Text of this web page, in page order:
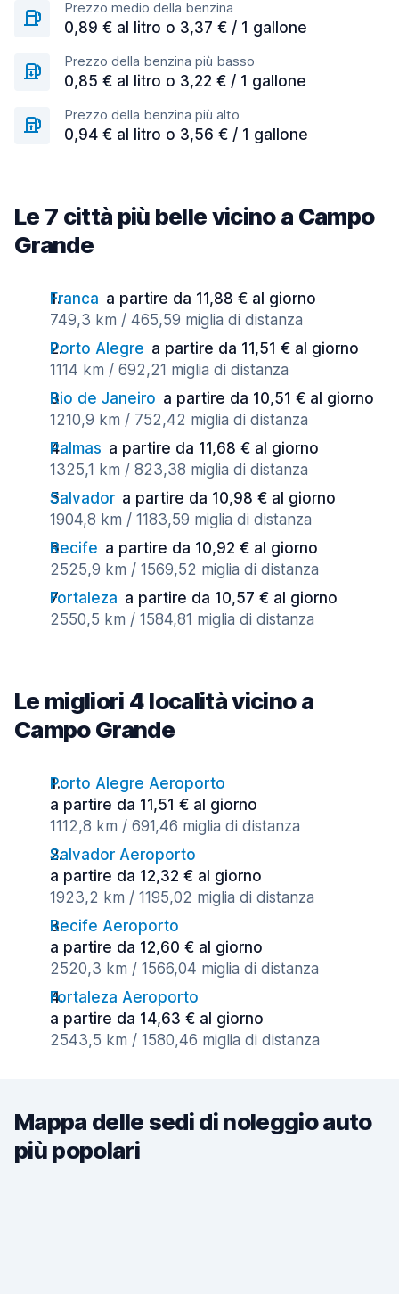
Prezzo medio della benzina
0,89 € al litro o 3,37 € / 1 gallone
Prezzo della benzina più basso
0,85 € al litro o 3,22 € / 1 gallone
Prezzo della benzina più alto
0,94 € al litro o 3,56 € / 1 gallone
Le 7 città più belle vicino a Campo
Grande
Franca a partire da 11,88 € al giorno
749,3 km / 465,59 miglia di distanza
Porto Alegre a partire da 11,51 € al giorno
1114 km / 692,21 miglia di distanza
Rio de Janeiro a partire da 10,51 € al giorno
1210,9 km / 752,42 miglia di distanza
Palmas a partire da 11,68 € al giorno
1325,1 km / 823,38 miglia di distanza
Salvador a partire da 10,98 € al giorno
1904,8 km / 1183,59 miglia di distanza
Recife a partire da 10,92 € al giorno
2525,9 km / 1569,52 miglia di distanza
Fortaleza a partire da 10,57 € al giorno
2550,5 km / 1584,81 miglia di distanza
Le migliori 4 località vicino a
Campo Grande
Porto Alegre Aeroporto
a partire da 11,51 € al giorno
1112,8 km / 691,46 miglia di distanza
Salvador Aeroporto
a partire da 12,32 € al giorno
1923,2 km / 1195,02 miglia di distanza
Recife Aeroporto
a partire da 12,60 € al giorno
2520,3 km / 1566,04 miglia di distanza
Fortaleza Aeroporto
a partire da 14,63 € al giorno
2543,5 km / 1580,46 miglia di distanza
Mappa delle sedi di noleggio auto
più popolari